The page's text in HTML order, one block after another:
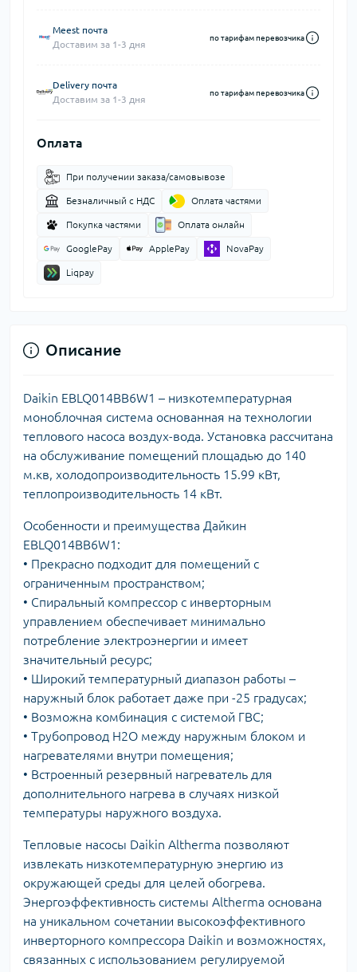
Meest почта
Доставим за 1-3 дня
по тарифам перевозчика
Delivery почта
Доставим за 1-3 дня
по тарифам перевозчика
Оплата
При получении заказа/самовывозе
Безналичный с НДС Оплата частями
Покупка частями Оплата онлайн
GooglePay ApplePay NovaPay
Liqpay
Описание
Daikin EBLQ014BB6W1 – низкотемпературная
моноблочная система основанная на технологии
теплового насоса воздух-вода. Установка рассчитана
на обслуживание помещений площадью до 140
м.кв, холодопроизводительность 15.99 кВт,
теплопроизводительность 14 кВт.
Особенности и преимущества Дайкин
EBLQ014BB6W1:
• Прекрасно подходит для помещений с
ограниченным пространством;
• Спиральный компрессор с инверторным
управлением обеспечивает минимально
потребление электроэнергии и имеет
значительный ресурс;
• Широкий температурный диапазон работы –
наружный блок работает даже при -25 градусах;
• Возможна комбинация с системой ГВС;
• Трубопровод Н2О между наружным блоком и
нагревателями внутри помещения;
• Встроенный резервный нагреватель для
дополнительного нагрева в случаях низкой
температуры наружного воздуха.
Тепловые насосы Daikin Altherma позволяют
извлекать низкотемпературную энергию из
окружающей среды для целей обогрева.
Энергоэффективность системы Altherma основана
на уникальном сочетании высокоэффективного
инверторного компрессора Daikin и возможностях,
связанных с использованием регулируемой